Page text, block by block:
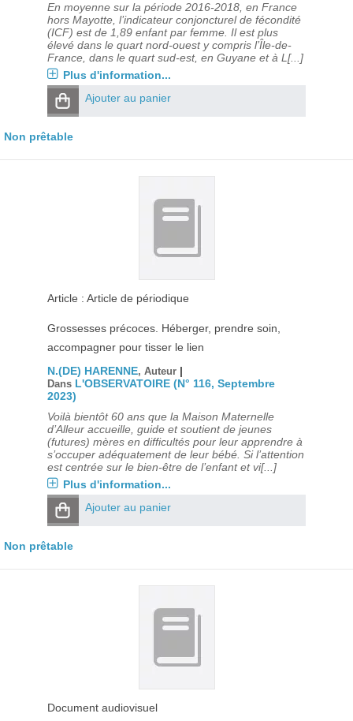
En moyenne sur la période 2016-2018, en France
hors Mayotte, l’indicateur conjoncturel de fécondité
(ICF) est de 1,89 enfant par femme. Il est plus
élevé dans le quart nord-ouest y compris l’Île-de-
France, dans le quart sud-est, en Guyane et à L[...]
Plus d'information...
Ajouter au panier
Non prêtable
Article : Article de périodique
Grossesses précoces. Héberger, prendre soin,
accompagner pour tisser le lien
N.(DE) HARENNE, Auteur |
Dans L'OBSERVATOIRE (N° 116, Septembre
2023)
Voilà bientôt 60 ans que la Maison Maternelle
d’Alleur accueille, guide et soutient de jeunes
(futures) mères en difficultés pour leur apprendre à
s’occuper adéquatement de leur bébé. Si l’attention
est centrée sur le bien-être de l’enfant et vi[...]
Plus d'information...
Ajouter au panier
Non prêtable
Document audiovisuel